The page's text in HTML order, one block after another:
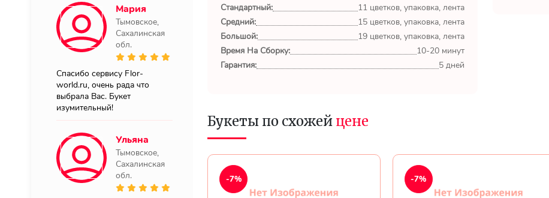
Мария
Тымовское,
Сахалинская
обл.
Спасибо сервису Flor-
world.ru, очень рада что
выбрала Вас. Букет
изумительный!
Ульяна
Тымовское,
Сахалинская
обл.
Стандартный:
11 цветков, упаковка, лента
Средний:
15 цветков, упаковка, лента
Большой:
19 цветков, упаковка, лента
Время На Сборку:
10-20 минут
Гарантия:
5 дней
Букеты по схожей цене
-7% -7%